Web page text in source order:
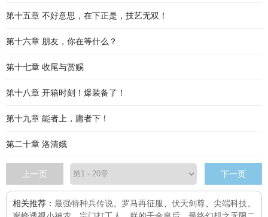
第十五章 不好意思，在下正是，技艺无双！
第十六章 朋友，你在等什么？
第十七章 收尾与赏赐
第十八章 开箱时刻！爆装备了！
第十九章 能者上，庸者下！
第二十章 洛清娥
上一页 下一页
相关推荐： 最强特种兵传说 罗马再征服 伏天剑尊 尖端科技